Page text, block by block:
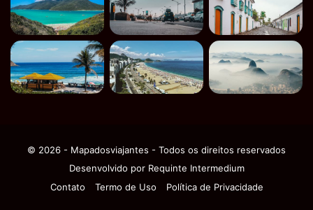
© 2026 - Mapadosviajantes - Todos os direitos reservados
Desenvolvido por Requinte Intermedium
Contato
Termo de Uso Política de Privacidade